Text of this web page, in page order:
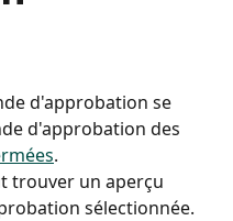
d'approbation se
d'approbation des
.
trouver un aperçu
sélectionnée.